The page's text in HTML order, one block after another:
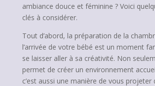
ambiance douce et féminine ? Voici
clés à considérer.
Tout d’abord, la préparation de la
l’arrivée de votre bébé est un moment
se laisser aller à sa créativité. Non
permet de créer un environnement
c’est aussi une manière de vous projeter